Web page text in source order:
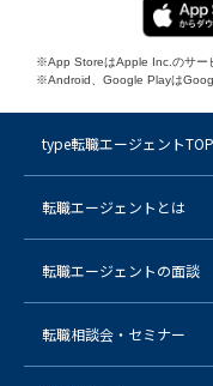
※App StoreはApple Inc.のサー
※Android、Google Playは
type転職エージェントTOP
転職エージェントとは
転職エージェントの面談
転職相談会・セミナー